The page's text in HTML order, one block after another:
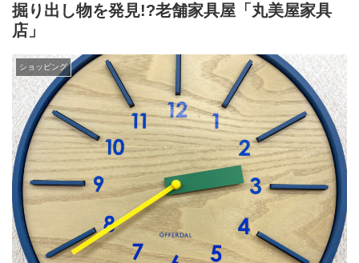
掘り出し物を発見!?老舗家具屋「丸美屋家具
店」
ショッピング